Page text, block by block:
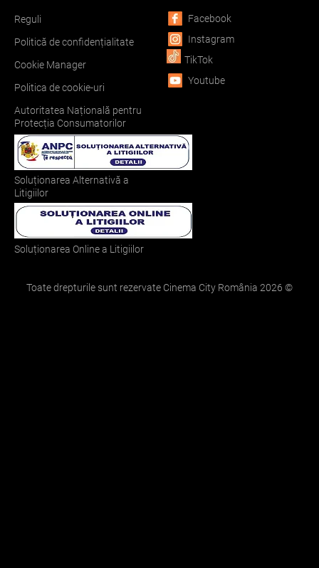
Reguli
Politică de confidențialitate
Cookie Manager
Politica de cookie-uri
Autoritatea Națională pentru
Protecția Consumatorilor
Soluționarea Alternativă a
Litigiilor
Soluționarea Online a Litigiilor
Facebook
Instagram
TikTok
Youtube
Toate drepturile sunt rezervate Cinema City România 2026 ©